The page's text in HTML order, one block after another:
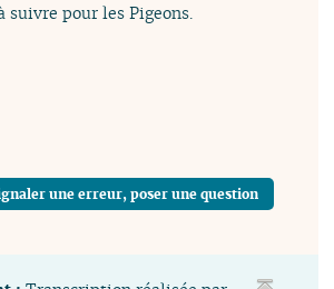
suivre pour les Pigeons.
une erreur, poser une question